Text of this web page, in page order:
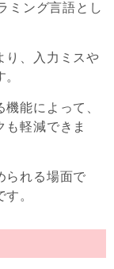
ミング言語とし
り、入力ミスや
能によって、
軽減できま
られる場面で
。